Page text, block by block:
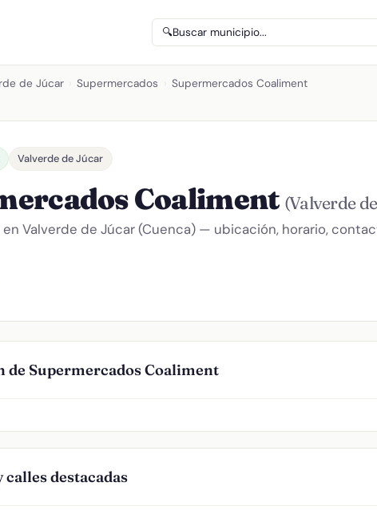
🔍Buscar municipio...
de Júcar Supermercados Supermercados Coaliment
Valverde de Júcar
Coaliment (Valverde
Valverde de Júcar (Cuenca) — ubicación, horario,
Supermercados Coaliment
destacadas